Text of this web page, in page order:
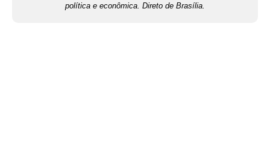
política e econômica. Direto de Brasília.